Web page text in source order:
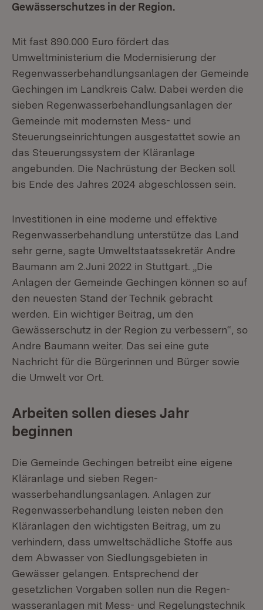
Gewässerschutzes in der Region.
Mit fast 890.000 Euro fördert das
Umweltministerium die Modernisierung der
Regenwasserbehandlungsanlagen der Gemeinde
Gechingen im Landkreis Calw. Dabei werden die
sieben Regenwasserbehandlungsanlagen der
Gemeinde mit modernsten Mess- und
Steuerungseinrichtungen ausgestattet sowie an
das Steuerungssystem der Kläranlage
angebunden. Die Nachrüstung der Becken soll
bis Ende des Jahres 2024 abgeschlossen sein.
Investitionen in eine moderne und effektive
Regenwasserbehandlung unter­stütze das Land
sehr gerne, sagte Umweltstaatssekretär Andre
Baumann am 2.Juni 2022 in Stuttgart. „Die
Anlagen der Gemeinde Gechingen können so auf
den neuesten Stand der Technik gebracht
werden. Ein wichtiger Beitrag, um den
Gewässerschutz in der Region zu verbessern“, so
Andre Baumann weiter. Das sei eine gute
Nachricht für die Bürgerinnen und Bürger sowie
die Umwelt vor Ort.
Arbeiten sollen dieses Jahr
beginnen
Die Gemeinde Gechingen betreibt eine eigene
Kläranlage und sieben Regen­
wasserbehandlungsanlagen. Anlagen zur
Regenwasserbehandlung leisten neben den
Kläranlagen den wichtigsten Beitrag, um zu
verhindern, dass umweltschädliche Stoffe aus
dem Abwasser von Siedlungsgebieten in
Gewässer gelangen. Entsprechend der
gesetzlichen Vorgaben sollen nun die Regen­
wasseranlagen mit Mess- und Regelungstechnik